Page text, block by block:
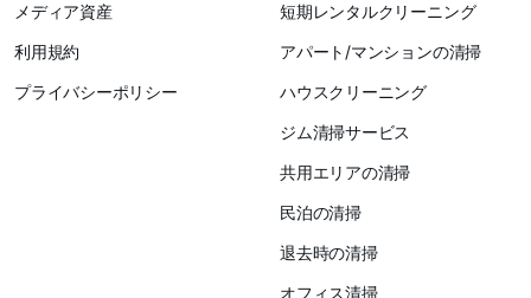
メディア資産
利用規約
プライバシーポリシー
短期レンタルクリーニング
アパート/マンションの清掃
ハウスクリーニング
ジム清掃サービス
共用エリアの清掃
民泊の清掃
退去時の清掃
オフィス清掃